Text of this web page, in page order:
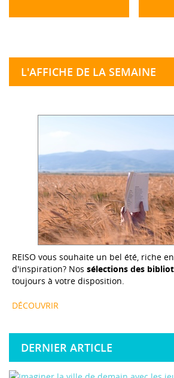
L'AFFICHE DE LA SEMAINE
REISO vous souhaite un bel été, riche
d'inspiration? Nos sélections des
toujours à votre disposition.
DÉCOUVRIR
DERNIER ARTICLE